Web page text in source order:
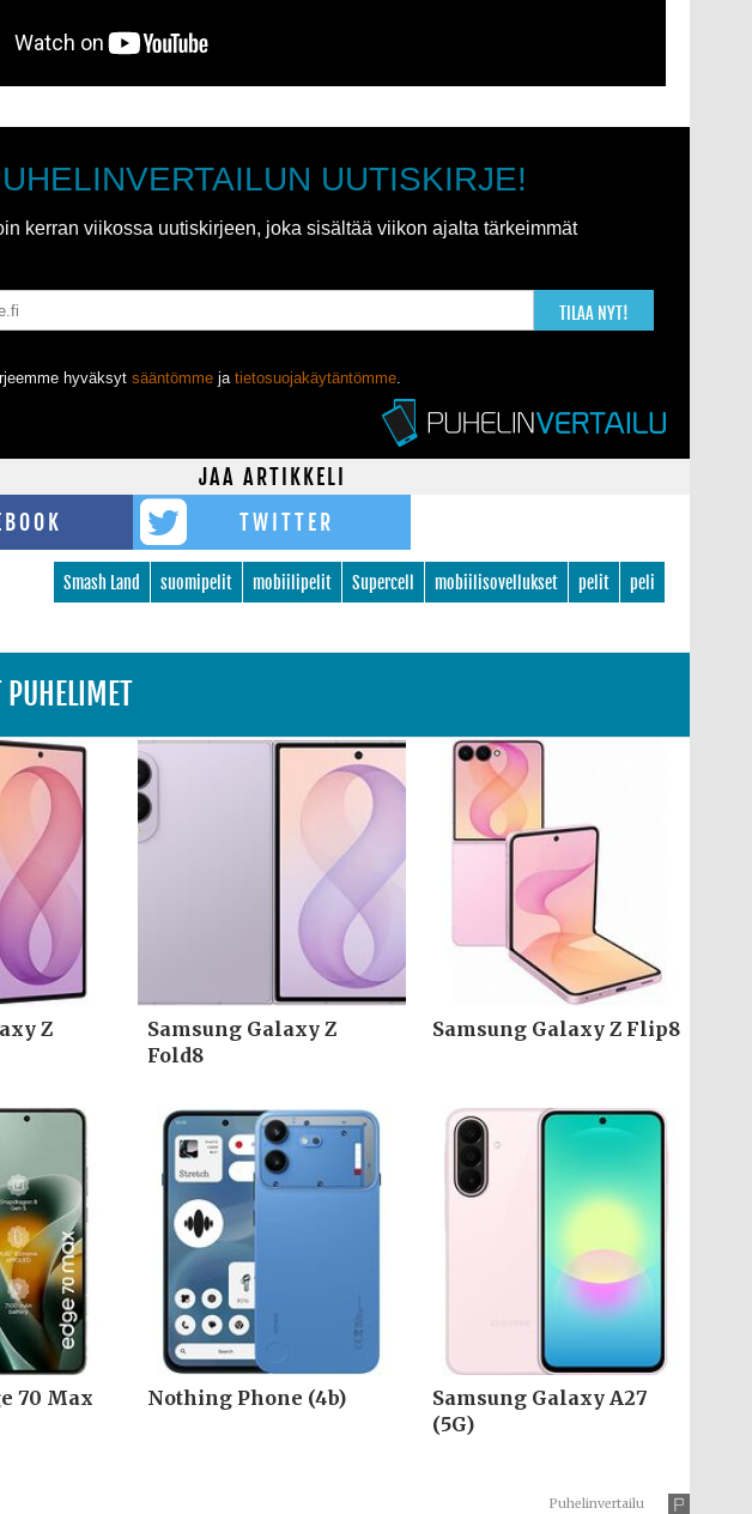
UUTISKIRJE!
kerran viikossa uutiskirjeen, joka sisältää viikon ajalta tärkeimmät
TILAA NYT!
hyväksyt sääntömme ja tietosuojakäytäntömme.
JAA ARTIKKELI
TWITTER
peli
pelit
mobiilisovellukset
Supercell
mobiilipelit
suomipelit
Smash Land
Z
Samsung Galaxy Z
Fold8
Samsung Galaxy Z Flip8
70 Max Nothing Phone (4b)
Samsung Galaxy A27
(5G)
Puhelinvertailu